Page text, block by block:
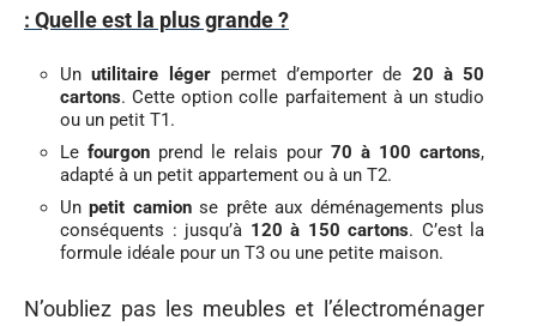
: Quelle est la plus grande ?
Unutilitaire légerpermet d’emporter de 20 à 50
cartons. Cette option colle parfaitement à un studio
ou un petit T1.
Le fourgon prend le relais pour 70 à 100 cartons,
adapté à un petit appartement ou à un T2.
Unpetit camionse prête aux déménagements plus
conséquents : jusqu’à 120 à 150 cartons. C’est la
formule idéale pour un T3 ou une petite maison.
N’oubliez pas les meubles et l’électroménager